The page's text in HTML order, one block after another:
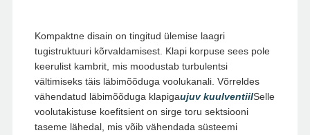
Kompaktne disain on tingitud ülemise laagri
tugistruktuuri kõrvaldamisest. Klapi korpuse sees pole
keerulist kambrit, mis moodustab turbulentsi
vältimiseks täis läbimõõduga voolukanali. Võrreldes
vähendatud läbimõõduga klapigaujuv kuulventiilSelle
voolutakistuse koefitsient on sirge toru sektsiooni
taseme lähedal, mis võib vähendada süsteemi